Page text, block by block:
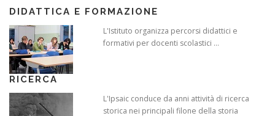
DIDATTICA E FORMAZIONE
L'Istituto organizza percorsi didattici e
formativi per docenti scolastici ...
RICERCA
L'Ipsaic conduce da anni attività di ricerca
storica nei principali filone della storia